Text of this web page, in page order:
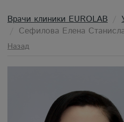
Врачи клиники EUROLAB
Сефилова Елена
Назад